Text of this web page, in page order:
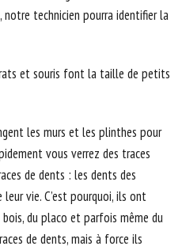
notre technicien pourra identifier la
et souris font la taille de petits
les murs et les plinthes pour
vous verrez des traces
de dents : les dents des
vie. C’est pourquoi, ils ont
du placo et parfois même du
de dents, mais à force ils